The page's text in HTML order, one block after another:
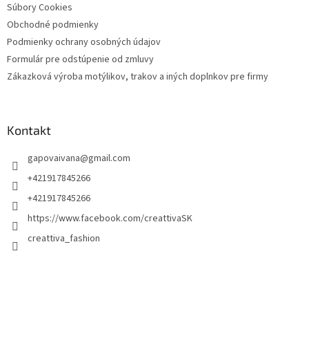
Súbory Cookies
Obchodné podmienky
Podmienky ochrany osobných údajov
Formulár pre odstúpenie od zmluvy
Zákazková výroba motýlikov, trakov a iných doplnkov pre firmy
Kontakt
gapovaivana@gmail.com
+421917845266
+421917845266
https://www.facebook.com/creattivaSK
creattiva_fashion